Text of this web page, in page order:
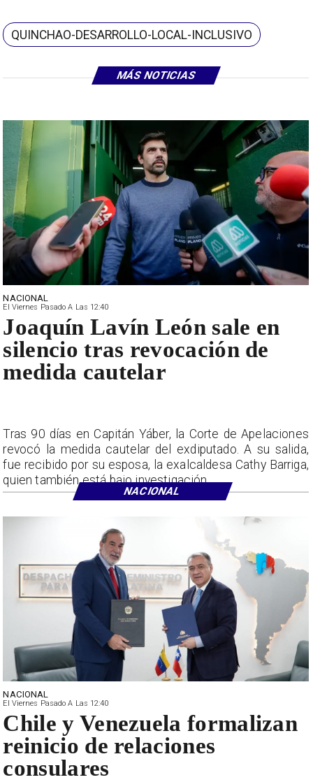
MÁS NOTICIAS
QUINCHAO-DESARROLLO-LOCAL-INCLUSIVO
NACIONAL
El Viernes Pasado A Las 12:40
Chile y Venezuela formalizan
reinicio de relaciones
consulares
NACIONAL
El Viernes Pasado A Las 12:40
Joaquín Lavín León sale en
silencio tras revocación de
medida cautelar
Tras 90 días en Capitán Yáber, la Corte de Apelaciones
revocó la medida cautelar del exdiputado. A su salida,
fue recibido por su esposa, la exalcaldesa Cathy Barriga,
quien también está bajo investigación.
NACIONAL